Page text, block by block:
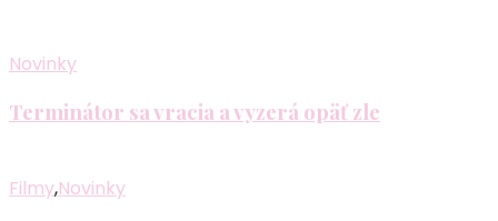
Novinky
Terminátor sa vracia a vyzerá opäť zle
Filmy,Novinky